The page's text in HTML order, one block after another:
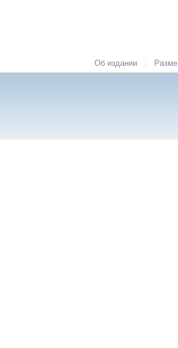
Об издании |